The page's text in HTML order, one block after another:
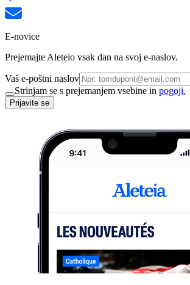
E-novice
Prejemajte Aleteio vsak dan na svoj e-naslov.
Vaš e-poštni naslov
Strinjam se s prejemanjem vsebine in pogoji.
Prijavite se